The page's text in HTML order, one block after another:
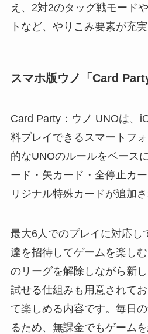
え、2対2のタッグ戦モード
トなど、やりこみ要素が充実
スマホ版ウノ「Card
Card Party：ウノ UNOは、
料プレイできるスマートフ
的なUNOのルールをベース
ード・矢カード・全停止カ
リジナル特殊カードが追加さ
最大6人でのプレイに対応し
達を招待してゲームを楽し
のリーグを解除しながら新
試せる仕組みも用意されて
て楽しめる内容です。毎日
るため、無課金でもゲーム